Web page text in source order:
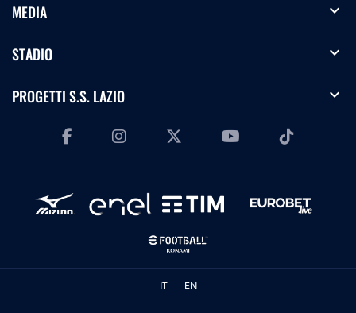
MEDIA expand_more
STADIO expand_more
PROGETTI S.S. LAZIO expand_more
IT EN